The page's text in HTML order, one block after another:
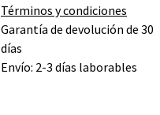
Términos y condiciones
Garantía de devolución de 30
días
Envío: 2-3 días laborables